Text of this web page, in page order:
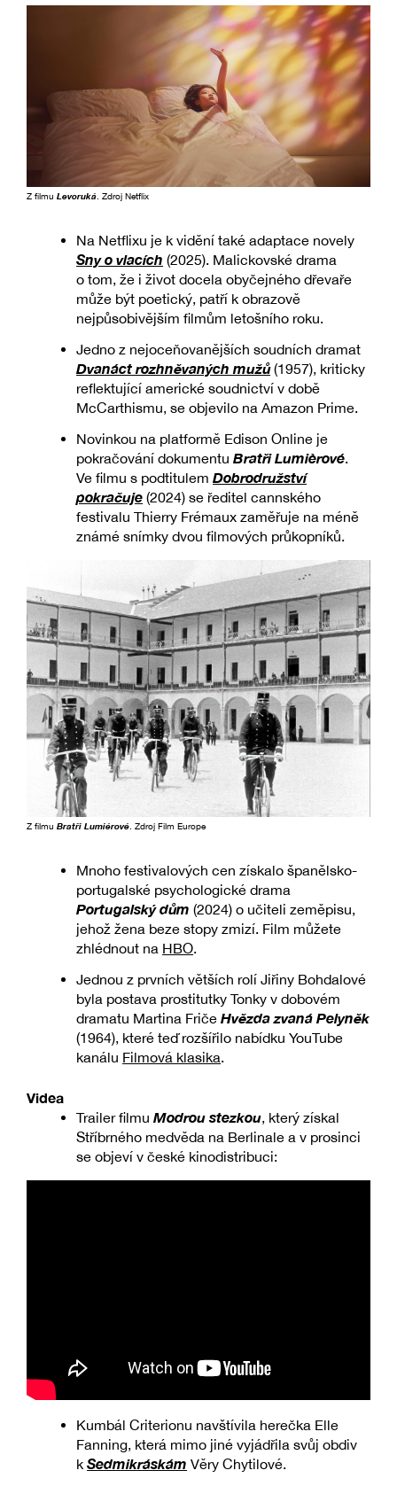
Z filmu Levoruká . Zdroj Netflix
Na Netflixu je k vidění také adaptace novely
Sny o vlacích (2025). Malickovské drama
o tom, že i život docela obyčejného dřevaře
může být poetický, patří k obrazově
nejpůsobivějším filmům letošního roku.
Jedno z nejoceňovanějších soudních dramat
Dvanáct rozhněvaných mužů (1957), kriticky
reflektující americké soudnictví v době
McCarthismu, se objevilo na Amazon Prime.
Novinkou na platformě Edison Online je
pokračování dokumentuBratři Lumièrové.
Ve filmu s podtitulemDobrodružství
pokračuje (2024) se ředitel cannského
festivalu Thierry Frémaux zaměřuje na méně
známé snímky dvou filmových průkopníků.
Z filmu Bratři Lumiérové. Zdroj Film Europe
Mnoho festivalových cen získalo španělsko-
portugalské psychologické drama
Portugalský dům (2024) o učiteli zeměpisu,
jehož žena beze stopy zmizí. Film můžete
zhlédnout na HBO.
Jednou z prvních větších rolí Jiřiny Bohdalové
byla postava prostitutky Tonky v dobovém
dramatu Martina FričeHvězda zvaná Pelyněk
(1964), které teď rozšířilo nabídku YouTube
kanálu Filmová klasika.
Videa
Trailer filmuModrou stezkou, který získal
Stříbrného medvěda na Berlinale a v prosinci
se objeví v české kinodistribuci:
Kumbál Criterionu navštívila herečka Elle
Fanning, která mimo jiné vyjádřila svůj obdiv
kSedmikráskám Věry Chytilové.